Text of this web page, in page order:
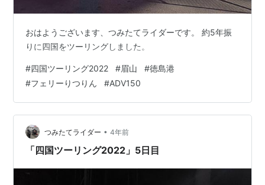
おはようございます、つみたてライダーです。 約5年振
りに四国をツーリングしました。
#四国ツーリング2022 #眉山 #徳島港
#フェリーりつりん #ADV150
つみたてライダー • 4年前
「四国ツーリング2022」5日目